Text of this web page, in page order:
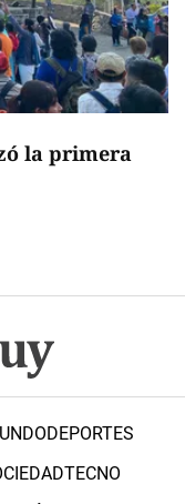
la primera
DEPORTES
TECNO